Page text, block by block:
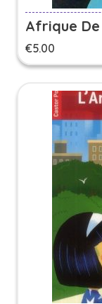
Afrique
€5.00